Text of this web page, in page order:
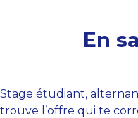
En
Stage étudiant,
trouve l’offre qui te